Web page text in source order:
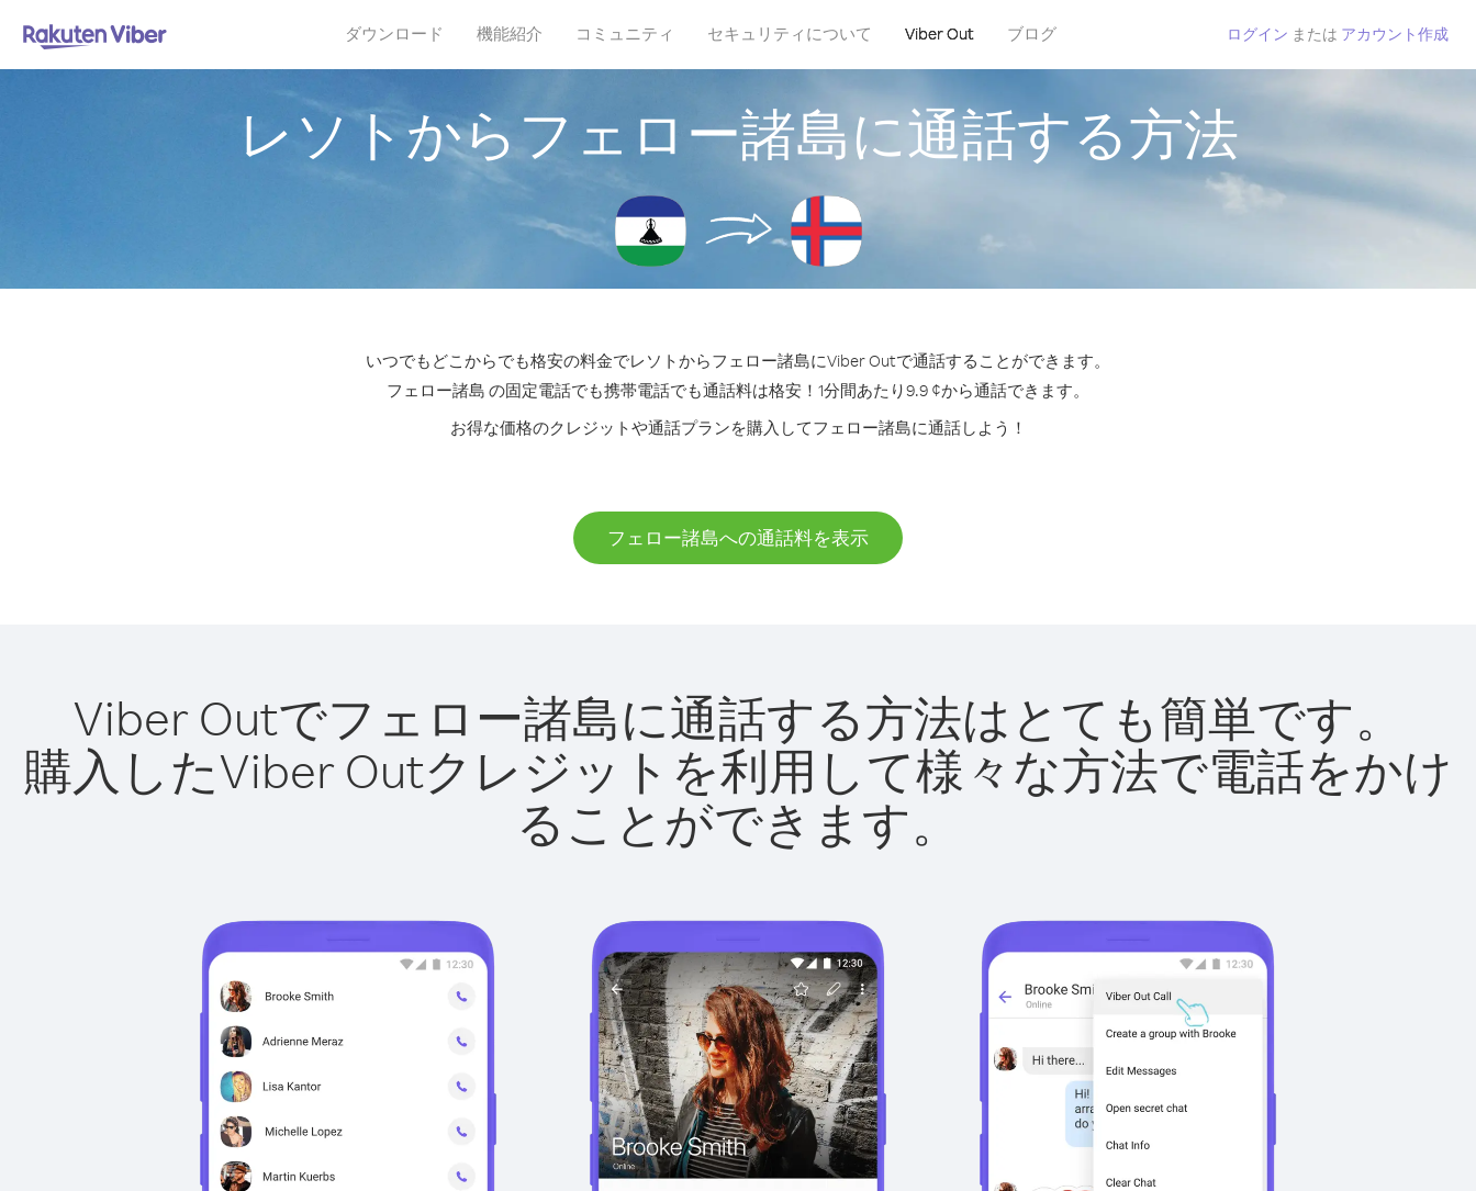
ダウンロード 機能紹介 コミュニティ セキュリティについて Viber Out ブログ ログイン または アカウント作成
レソトからフェロー諸島に通話する方法
いつでもどこからでも格安の料金でレソトからフェロー諸島にViber Outで通話することができます。
フェロー諸島 の固定電話でも携帯電話でも通話料は格安！1分間あたり9.9 ¢から通話できます。
お得な価格のクレジットや通話プランを購入してフェロー諸島に通話しよう！
フェロー諸島への通話料を表示
Viber Outでフェロー諸島に通話する方法はとても簡単です。
購入したViber Outクレジットを利用して様々な方法で電話をかけ
ることができます。